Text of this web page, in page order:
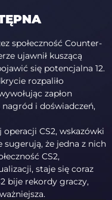
społeczność Counter-
ujawnił kuszącą
się potencjalna 12.
rozpaliło
zapłon
i doświadczeń,
CS2, wskazówki
sugerują, że jedna z nich
CS2,
staje się coraz
bije rekordy graczy,